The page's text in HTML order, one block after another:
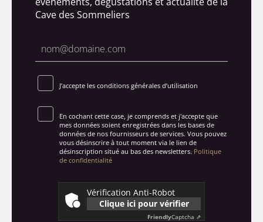
Cave des Sommeliers
J’accepte les conditions générales d’utilisation
En cochant cette case, je comprends et j'accepte que
mes données soient enregistrées dans les bases de
données de nos fournisseurs de services. Vous pouvez
vous désinscrire à tout moment via le lien de
désinscription situé au bas des newsletters. Politique
de confidentialité
Vérification Anti-Robot
Clique ici pour vérifier
FriendlyCaptcha ⇗